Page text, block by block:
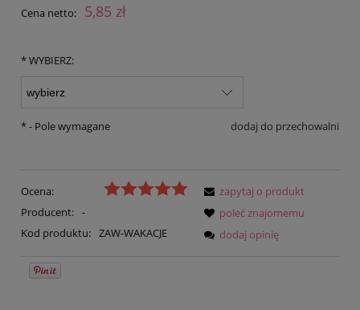
Cena netto: 5,85 zł
*WYBIERZ:
dodaj do przechowalni
*- Pole wymagane
Ocena:
Producent: -
Kod produktu: ZAW-WAKACJE
zapytaj o produkt
poleć znajomemu
dodaj opinię